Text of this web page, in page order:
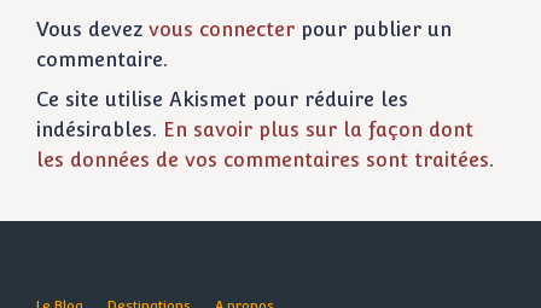
Vous devez vous connecter pour publier un
commentaire.
Ce site utilise Akismet pour réduire les
indésirables. En savoir plus sur la façon dont
les données de vos commentaires sont traitées.